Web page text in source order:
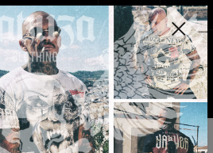
Menu
CZK
20 hod.)
0
0 Kč
Yakuza pánské tričko Clown V02